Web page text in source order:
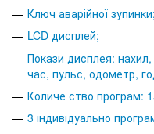
Ключ аварійної зупинки;
LCD дисплей;
Покази дисплея: нахил,
час, пульс, одометр,
Количе ство програм:
3 індивідуально